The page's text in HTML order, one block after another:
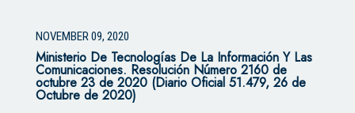
NOVEMBER 09, 2020
Ministerio De Tecnologías De La Información Y Las
Comunicaciones. Resolución Número 2160 de
octubre 23 de 2020 (Diario Oficial 51.479, 26 de
Octubre de 2020)